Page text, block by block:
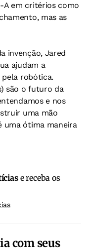
A em critérios como
mas as
invenção, Jared
ajudam a
pela robótica.
são o futuro da
e nos
uma mão
uma ótima maneira
e receba os
com seus